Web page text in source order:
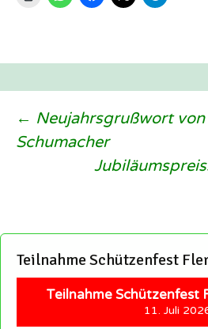
← Neujahrsgrußwort von
Schumacher
Teilnahme Schützenfest
Teilnahme Schützenfest
11. Juli